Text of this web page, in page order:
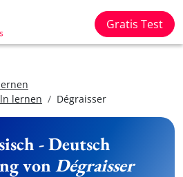
Gratis Test
lernen
Dégraisser
- Deutsch
vonDégraisser